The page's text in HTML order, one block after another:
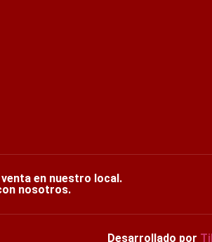
en nuestro local.
nosotros.
Desarrollado por